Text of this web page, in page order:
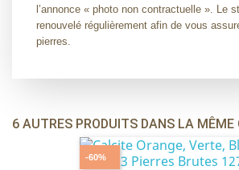
l’annonce « photo non contractuelle ». Le
renouvelé régulièrement afin de vous
pierres.
6 AUTRES PRODUITS DANS LA MÊME
-60%